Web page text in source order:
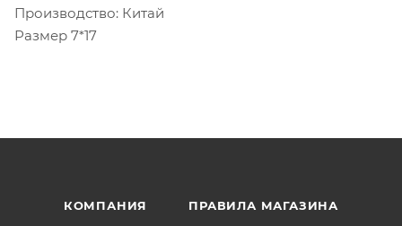
Производство: Китай
Размер 7*17
КОМПАНИЯ ПРАВИЛА МАГАЗИНА